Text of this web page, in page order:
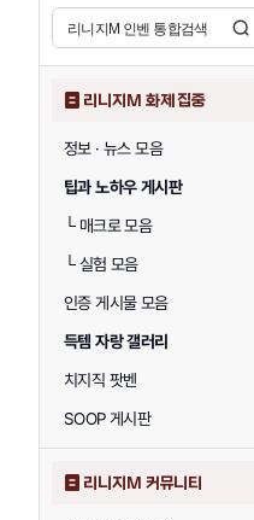
리니지M 화제 집중
정보 · 뉴스 모음
팁과 노하우 게시판
└매크로 모음
└실험 모음
인증 게시물 모음
득템 자랑 갤러리
치지직 팟벤
SOOP 게시판
리니지M 커뮤니티